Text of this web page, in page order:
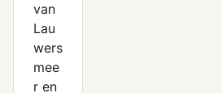
van
Lau
wers
mee
r en